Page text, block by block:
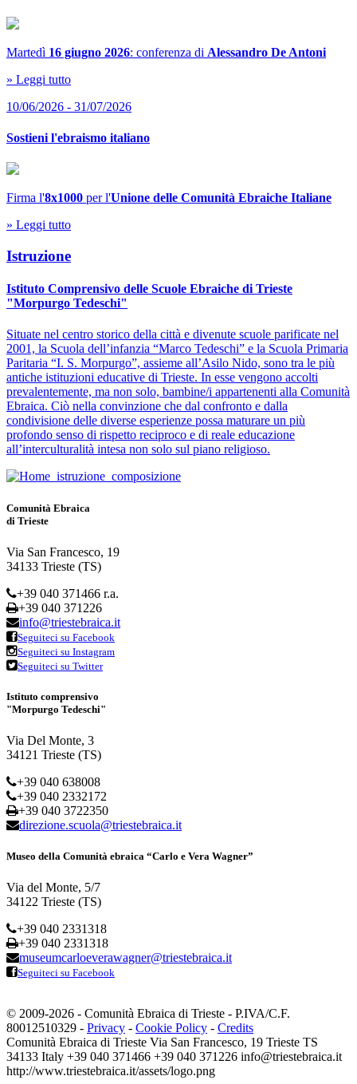
Martedì 16 giugno 2026: conferenza di Alessandro De Antoni
» Leggi tutto
10/06/2026 - 31/07/2026
Sostieni l'ebraismo italiano
Firma l'8x1000 per l'Unione delle Comunità Ebraiche Italiane
» Leggi tutto
Istruzione
Istituto Comprensivo delle Scuole Ebraiche di Trieste
"Morpurgo Tedeschi"
Situate nel centro storico della città e divenute scuole parificate nel
2001, la Scuola dell’infanzia “Marco Tedeschi” e la Scuola Primaria
Paritaria “I. S. Morpurgo”, assieme all’Asilo Nido, sono tra le più
antiche istituzioni educative di Trieste. In esse vengono accolti
prevalentemente, ma non solo, bambine/i appartenenti alla Comunità
Ebraica. Ciò nella convinzione che dal confronto e dalla
condivisione delle diverse esperienze possa maturare un più
profondo senso di rispetto reciproco e di reale educazione
all’interculturalità intesa non solo sul piano religioso.
Comunità Ebraica
di Trieste
Via San Francesco, 19
34133 Trieste (TS)
+39 040 371466 r.a.
+39 040 371226
info@triestebraica.it
Seguiteci su Facebook
Seguiteci su Instagram
Seguiteci su Twitter
Istituto comprensivo
"Morpurgo Tedeschi"
Via Del Monte, 3
34121 Trieste (TS)
+39 040 638008
+39 040 2332172
+39 040 3722350
direzione.scuola@triestebraica.it
Museo della Comunità ebraica “Carlo e Vera Wagner”
Via del Monte, 5/7
34122 Trieste (TS)
+39 040 2331318
+39 040 2331318
museumcarloeverawagner@triestebraica.it
Seguiteci su Facebook
© 2009-2026 - Comunità Ebraica di Trieste - P.IVA/C.F.
80012510329 - Privacy - Cookie Policy - Credits
Comunità Ebraica di Trieste Via San Francesco, 19 Trieste TS
34133 Italy +39 040 371466 +39 040 371226 info@triestebraica.it
http://www.triestebraica.it/assets/logo.png